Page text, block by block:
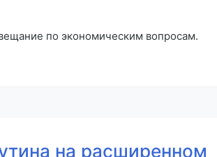
по экономическим вопросам.
на расширенном